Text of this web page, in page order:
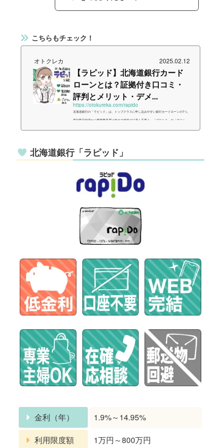
こちらもチェック！
オトクレカ 2025.02.12
【ラピッド】北海道銀行カード
ローンとは？証拠付き口コミ・
評判とメリット・デメ...
https://otokureka.com/rapido
北海道銀行の「ラピッド」は、トップクラスに申し込みやすい銀行カードローンの1つ。
最短即日融資かつ審査難易度は低めで道銀の口座も不要と、「プロミス」や「アコム」
pido/#a...
北海道銀行「ラピッド」
金利（年）
1.9%～14.95%
利用限度額
1万円～800万円